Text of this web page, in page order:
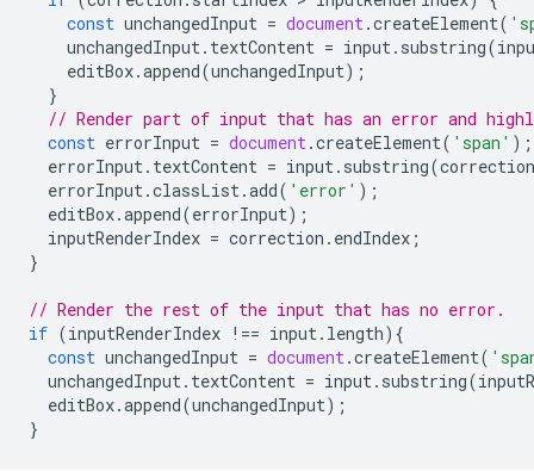
const unchangedInput = document.createElement(
unchangedInput. textContent = input. substring(
editBox.append(unchangedInput);
}
// Render part of input that has an error and
const errorInput = document.createElement( 'span' );
errorInput. textContent = input. substring(correction
errorInput.classList.add( 'error' );
editBox.append(errorInput);
inputRenderIndex = correction . endIndex ;
}
// Render the rest of the input that has no error.
if (inputRenderIndex !== input. length){
const unchangedInput = document.createElement(
unchangedInput. textContent = input. substring(
editBox.append(unchangedInput);
}